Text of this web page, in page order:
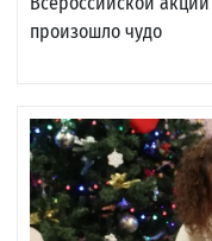
произошло чудо